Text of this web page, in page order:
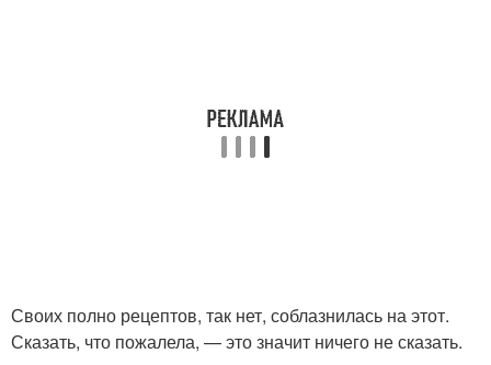
Своих полно рецептов, так нет, соблазнилась на этот.
Сказать, что пожалела, — это значит ничего не сказать.